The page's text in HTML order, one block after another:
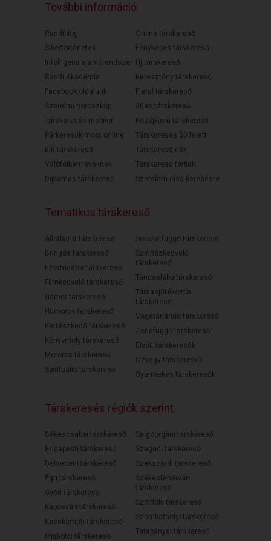
További információ
Randiblog
Sikertörténetek
Intelligens ajánlórendszer
Randi Akadémia
Facebook oldalunk
Szerelmi horoszkóp
Társkeresés mobilon
Párkeresők most online
Elit társkereső
Válófélben lévőknek
Diplomás társkereső
Online társkereső
Fényképes társkereső
Új társkereső
Keresztény társkereső
Fiatal társkereső
30as társkereső
Középkorú társkereső
Társkeresés 50 felett
Társkereső nők
Társkereső férfiak
Szerelem első keresésre
Tematikus társkereső
Állatbarát társkereső
Bringás társkereső
Ezermester társkereső
Filmkedvelő társkereső
Gamer társkereső
Humoros társkereső
Kertészkedő társkereső
Könyvmoly társkereső
Motoros társkereső
Spirituális társkereső
Sorozatfüggő társkereső
Színházkedvelő
társkereső
Táncoslábú társkereső
Társasjátékozós
társkereső
Vegetáriánus társkereső
Zenefüggő társkereső
Elvált társkeresők
Özvegy társkeresők
Gyermekes társkeresők
Társkeresés régiók szerint
Békéscsabai társkereső
Budapesti társkereső
Debreceni társkereső
Egri társkereső
Győri társkereső
Kaposvári társkereső
Kecskeméti társkereső
Miskolci társkereső
Salgótarjáni társkereső
Szegedi társkereső
Szekszárdi társkereső
Székesfehérvári
társkereső
Szolnoki társkereső
Szombathelyi társkereső
Tatabányai társkereső